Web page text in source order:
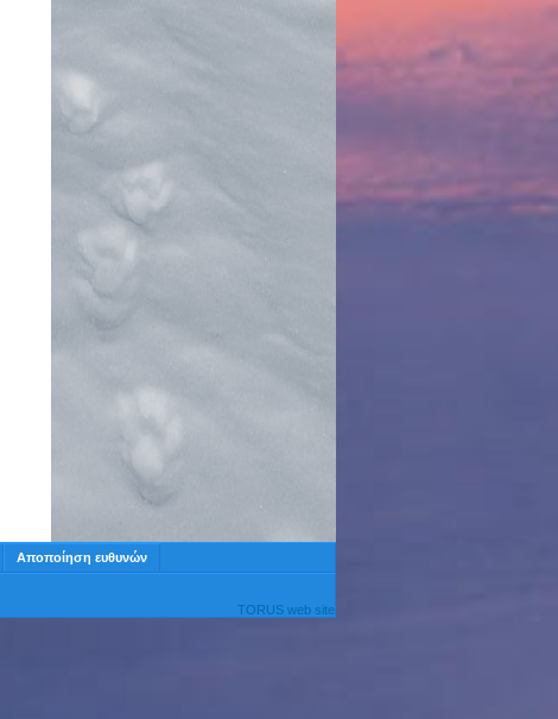
Αποποίηση ευθυνών
TORUS web site